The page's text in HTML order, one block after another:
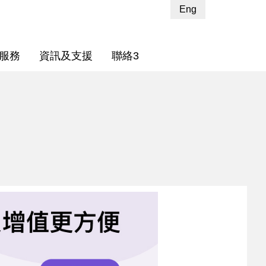
Eng
務 資訊及支援 聯絡3